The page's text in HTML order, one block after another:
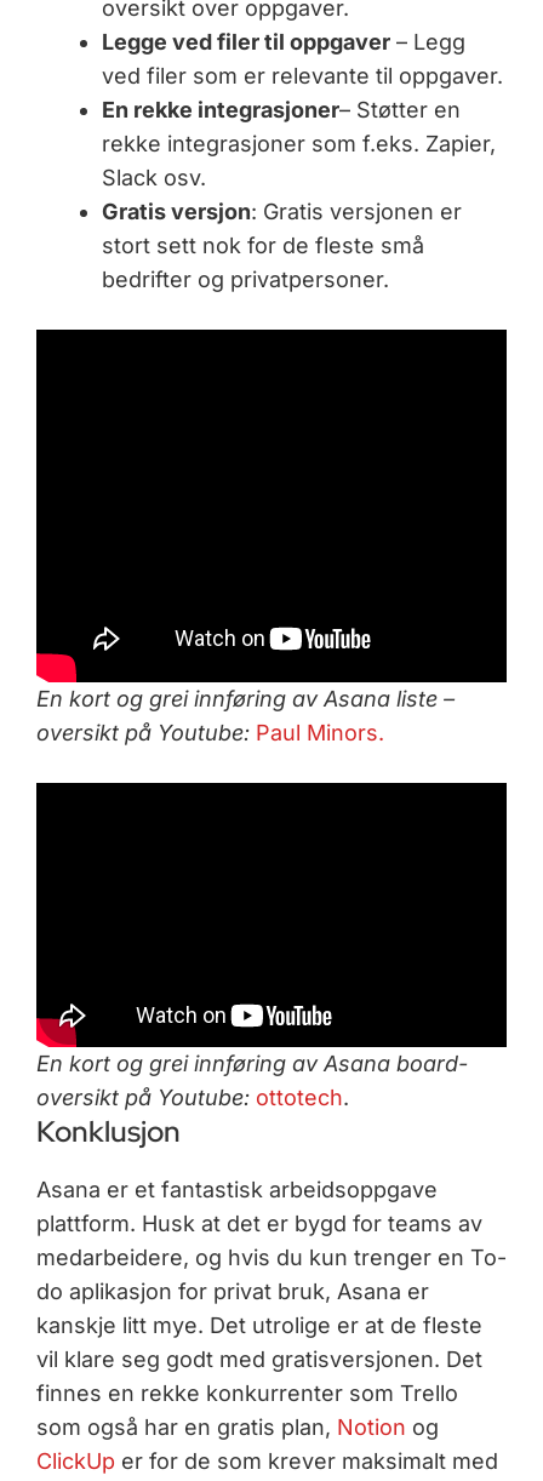
oversikt over oppgaver.
Legge ved filer til oppgaver– Legg
ved filer som er relevante til oppgaver.
En rekke integrasjoner– Støtter en
rekke integrasjoner som f.eks. Zapier,
Slack osv.
Gratis versjon: Gratis versjonen er
stort sett nok for de fleste små
bedrifter og privatpersoner.
En kort og grei innføring av Asana liste –
oversikt på Youtube: Paul Minors.
En kort og grei innføring av Asana board-
oversikt på Youtube: ottotech.
Konklusjon
Asana er et fantastisk arbeidsoppgave
plattform. Husk at det er bygd for teams av
medarbeidere, og hvis du kun trenger en To-
do aplikasjon for privat bruk, Asana er
kanskje litt mye. Det utrolige er at de fleste
vil klare seg godt med gratisversjonen. Det
finnes en rekke konkurrenter som Trello
som også har en gratis plan, Notion og
ClickUp er for de som krever maksimalt med